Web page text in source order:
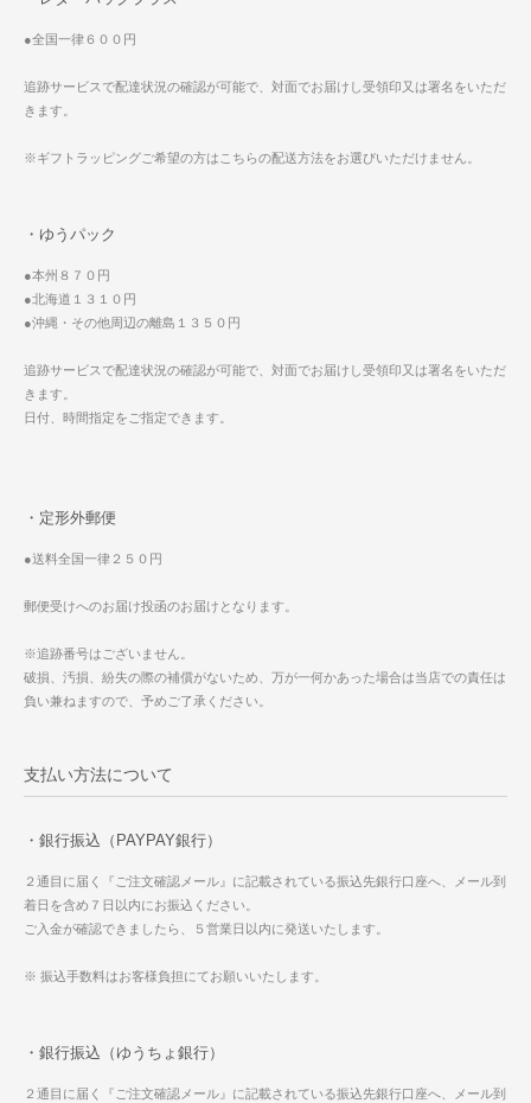
●全国一律６００円
追跡サービスで配達状況の確認が可能で、対面でお届けし受領印又は署名をいただ
きます。
※ギフトラッピングご希望の方はこちらの配送方法をお選びいただけません。
・ゆうパック
●本州８７０円
●北海道１３１０円
●沖縄・その他周辺の離島１３５０円
追跡サービスで配達状況の確認が可能で、対面でお届けし受領印又は署名をいただ
きます。
日付、時間指定をご指定できます。
・定形外郵便
●送料全国一律２５０円
郵便受けへのお届け投函のお届けとなります。
※追跡番号はございません。
破損、汚損、紛失の際の補償がないため、万が一何かあった場合は当店での責任は
負い兼ねますので、予めご了承ください。
支払い方法について
・銀行振込（PAYPAY銀行）
２通目に届く『ご注文確認メール』に記載されている振込先銀行口座へ、メール到
着日を含め７日以内にお振込ください。
ご入金が確認できましたら、５営業日以内に発送いたします。
※ 振込手数料はお客様負担にてお願いいたします。
・銀行振込（ゆうちょ銀行）
２通目に届く『ご注文確認メール』に記載されている振込先銀行口座へ、メール到